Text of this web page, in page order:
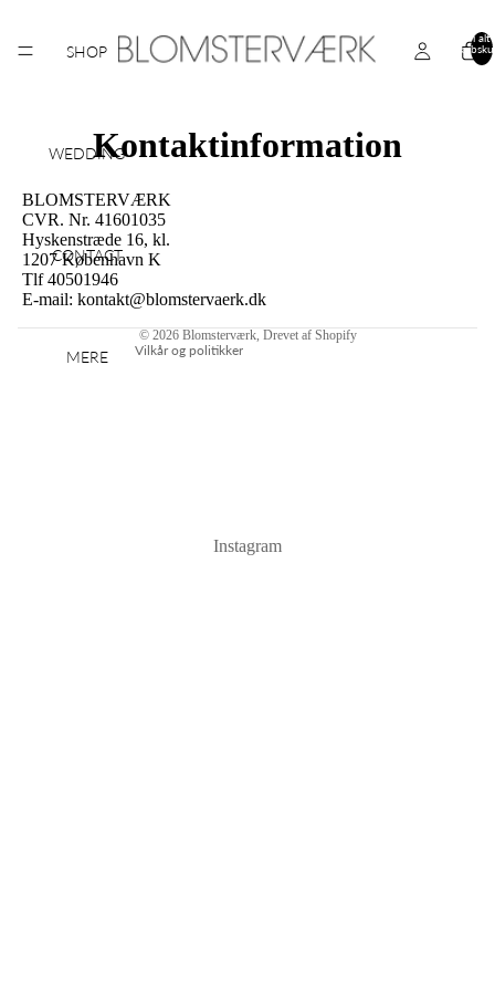
SHOP
WEDDING
CONTACT
MERE
Varer i alt i
Kontaktinformation
BLOMSTERVÆRK
CVR. Nr. 41601035
Hyskenstræde 16, kl.
1207 København K
Tlf 40501946
E-mail: kontakt@blomstervaerk.dk
© 2026 Blomsterværk, Drevet af Shopify
Vilkår og politikker
Kontaktinformation
Refusionspolitik
Leveringspolitik
Servicevilkår
Instagram